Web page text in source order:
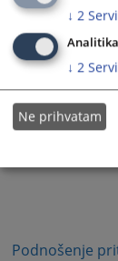
Podnošenje
↓ 2
↓ 2
Ne prihvatam